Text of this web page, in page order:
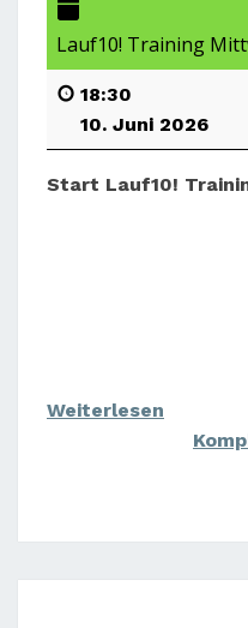
Lauf10! Training
18:30
10. Juni 2026
Start Lauf10!
Weiterlesen